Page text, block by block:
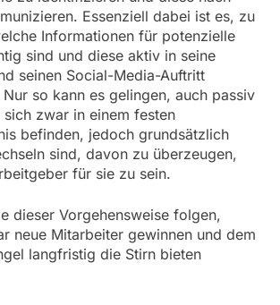
Essenziell dabei ist es, zu
Informationen für potenzielle
sind und diese aktiv in seine
seinen Social-Media-Auftritt
so kann es gelingen, auch passiv
sich zwar in einem festen
befinden, jedoch grundsätzlich
sind, davon zu überzeugen,
für sie zu sein.
dieser Vorgehensweise folgen,
neue Mitarbeiter gewinnen und dem
langfristig die Stirn bieten